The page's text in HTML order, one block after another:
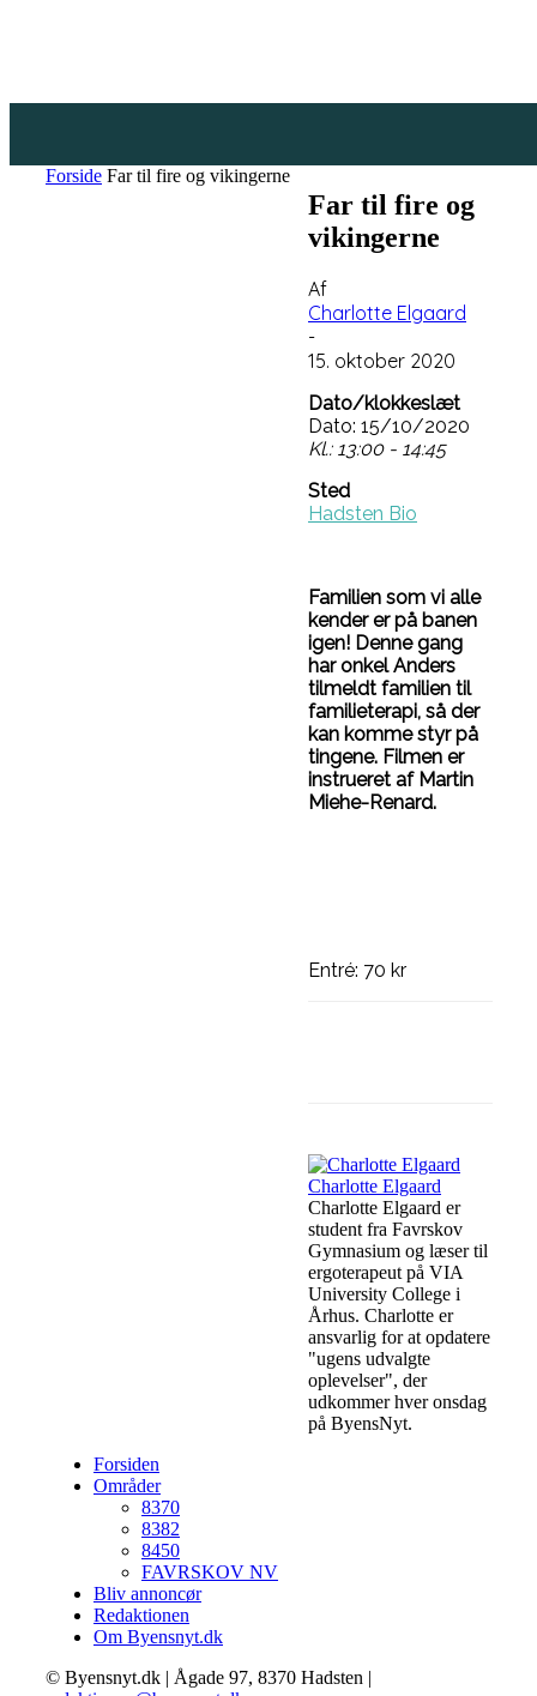
Forside Far til fire og vikingerne
Far til fire og
vikingerne
Af
Charlotte Elgaard
-
15. oktober 2020
Dato/klokkeslæt
Dato: 15/10/2020
Kl.: 13:00 - 14:45
Sted
Hadsten Bio
Familien som vi alle
kender er på banen
igen! Denne gang
har onkel Anders
tilmeldt familien til
familieterapi, så der
kan komme styr på
tingene. Filmen er
instrueret af Martin
Miehe-Renard.
Entré: 70 kr
Charlotte Elgaard
Charlotte Elgaard er
student fra Favrskov
Gymnasium og læser til
ergoterapeut på VIA
University College i
Århus. Charlotte er
ansvarlig for at opdatere
"ugens udvalgte
oplevelser", der
udkommer hver onsdag
på ByensNyt.
Forsiden
Områder
8370
8382
8450
FAVRSKOV NV
Bliv annoncør
Redaktionen
Om Byensnyt.dk
© Byensnyt.dk | Ågade 97, 8370 Hadsten |